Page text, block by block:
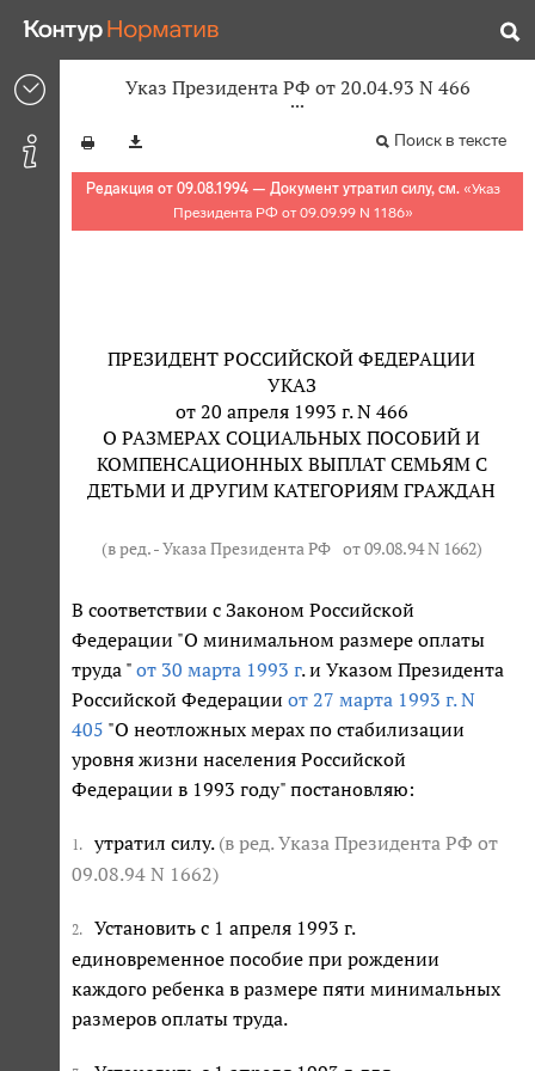
Указ Президента РФ от 20.04.93 N 466
Поиск в тексте
Редакция от 09.08.1994 — Документ утратил силу, см.«Указ
Президента РФ от 09.09.99 N 1186»
ПРЕЗИДЕНТ РОССИЙСКОЙ ФЕДЕРАЦИИ
УКАЗ
от 20 апреля 1993 г. N 466
О РАЗМЕРАХ СОЦИАЛЬНЫХ ПОСОБИЙ И
КОМПЕНСАЦИОННЫХ ВЫПЛАТ СЕМЬЯМ С
ДЕТЬМИ И ДРУГИМ КАТЕГОРИЯМ ГРАЖДАН
(в ред. - Указа Президента РФ от 09.08.94 N 1662)
В соответствии с Законом Российской
Федерации "О минимальном размере оплаты
труда " от 30 марта 1993 г. и Указом Президента
Российской Федерации от 27 марта 1993 г. N
405 "О неотложных мерах по стабилизации
уровня жизни населения Российской
Федерации в 1993 году" постановляю:
1. утратил силу. (в ред. Указа Президента РФ от
09.08.94 N 1662)
2.
Установить с 1 апреля 1993 г.
единовременное пособие при рождении
каждого ребенка в размере пяти минимальных
размеров оплаты труда.